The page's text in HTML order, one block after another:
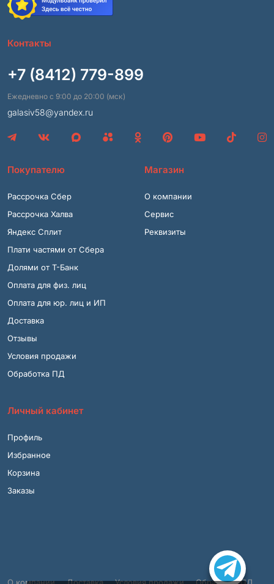
Контакты
+7 (8412) 779-899
Ежедневно с 9:00 до 20:00 (мск)
galasiv58@yandex.ru
Покупателю
Рассрочка Сбер
Рассрочка Халва
Яндекс Сплит
Плати частями от Сбера
Долями от Т-Банк
Оплата для физ. лиц
Оплата для юр. лиц и ИП
Доставка
Отзывы
Условия продажи
Обработка ПД
Магазин
О компании
Сервис
Реквизиты
Личный кабинет
Профиль
Избранное
Корзина
Заказы